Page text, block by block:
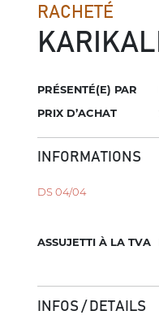
RACHETÉ
PRÉSENTÉ(E) PAR
PRIX D’ACHAT
INFORMATIONS
DS 04/04
ASSUJETTI À LA TVA
INFOS / DETAILS